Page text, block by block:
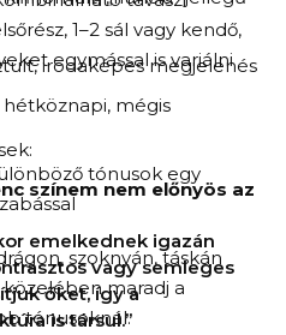
1–2 sál vagy kendő,
egymással is variálni
színem nem előnyös az
szoknyán, táskán
maradj a
tónusoknál.
irodaképes megjelenés
hétköznapi, mégis
tónusok egy
emelkednek igazán
vagy semleges
őket, így a
is társul.”